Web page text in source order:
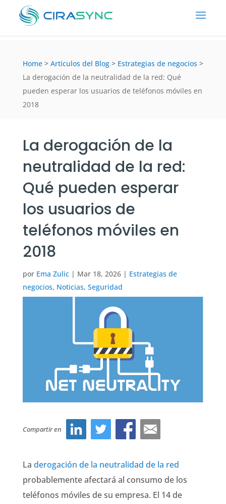
Home > Artículos del Blog > Estrategias de negocios >
La derogación de la neutralidad de la red: Qué
pueden esperar los usuarios de teléfonos móviles en
2018
La derogación de la
neutralidad de la red:
Qué pueden esperar
los usuarios de
teléfonos móviles en
2018
por Ema Zulic| Mar 18, 2026| Estrategias de
negocios, Noticias, Seguridad
Compartir en
La derogación de la neutralidad de la red
probablemente afectará al consumo de los
teléfonos móviles de su empresa. El 14 de